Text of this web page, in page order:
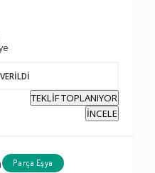
TEKLİF TOPLANIYOR
İNCELE
Parça Eşya